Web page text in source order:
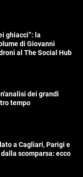
ghiacci”: la
di Giovanni
al The Social Hub
dei grandi
tempo
a Cagliari, Parigi e
scomparsa: ecco